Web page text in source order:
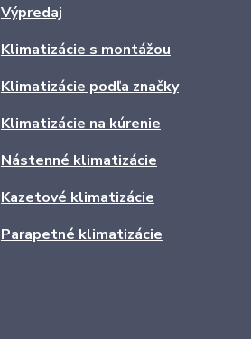
Výpredaj
Klimatizácie s montážou
Klimatizácie podľa značky
Klimatizácie na kúrenie
Nástenné klimatizácie
Kazetové klimatizácie
Parapetné klimatizácie